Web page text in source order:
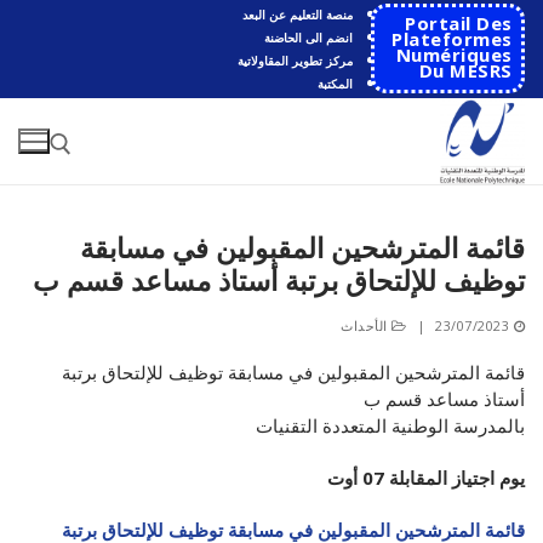
التجاوز
إلى
المحتوى
Portail Des
Plateformes
Numériques
Du MESRS
منصة التعليم عن البعد
انضم الى الحاضنة
مركز تطوير المقاولاتية
المكتبة
البحث
عن:
الرئيسية
المدرسة
مقدمة عن المدرسة
تاريخ المدرسة
الهندسة الاتوماتكية
التعاون
قائمة المترشحين المقبولين في مسابقة
توظيف للإلتحاق برتبة أستاذ مساعد قسم ب
23/07/2023
| الأحداث
قائمة المترشحين المقبولين في مسابقة توظيف للإلتحاق برتبة
أستاذ مساعد قسم ب
بالمدرسة الوطنية المتعددة التقنيات
يوم اجتياز المقابلة 07 أوت
قائمة المترشحين المقبولين في مسابقة توظيف للإلتحاق برتبة